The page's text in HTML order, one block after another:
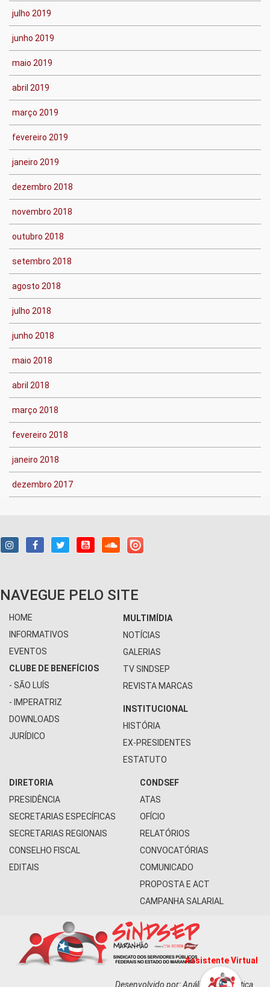
julho 2019
junho 2019
maio 2019
abril 2019
março 2019
fevereiro 2019
janeiro 2019
dezembro 2018
novembro 2018
outubro 2018
setembro 2018
agosto 2018
julho 2018
junho 2018
maio 2018
abril 2018
março 2018
fevereiro 2018
janeiro 2018
dezembro 2017
NAVEGUE PELO SITE
HOME
INFORMATIVOS
EVENTOS
CLUBE DE BENEFÍCIOS
- SÃO LUÍS
- IMPERATRIZ
DOWNLOADS
JURÍDICO
MULTIMÍDIA
NOTÍCIAS
GALERIAS
TV SINDSEP
REVISTA MARCAS
INSTITUCIONAL
HISTÓRIA
EX-PRESIDENTES
ESTATUTO
DIRETORIA
PRESIDÊNCIA
SECRETARIAS ESPECÍFICAS
SECRETARIAS REGIONAIS
CONSELHO FISCAL
EDITAIS
CONDSEF
ATAS
OFÍCIO
RELATÓRIOS
CONVOCATÓRIAS
COMUNICADO
PROPOSTA E ACT
CAMPANHA SALARIAL
Desenvolvido por: Análise Informática
Assistente Virtual